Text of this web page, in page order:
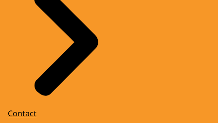
Contact